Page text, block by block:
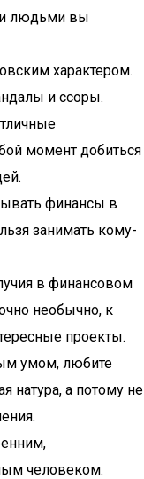
людьми вы
характером.
и ссоры.
момент добиться
финансы в
занимать кому-
в финансовом
необычно, к
проекты.
умом, любите
натура, а потому не
человеком.